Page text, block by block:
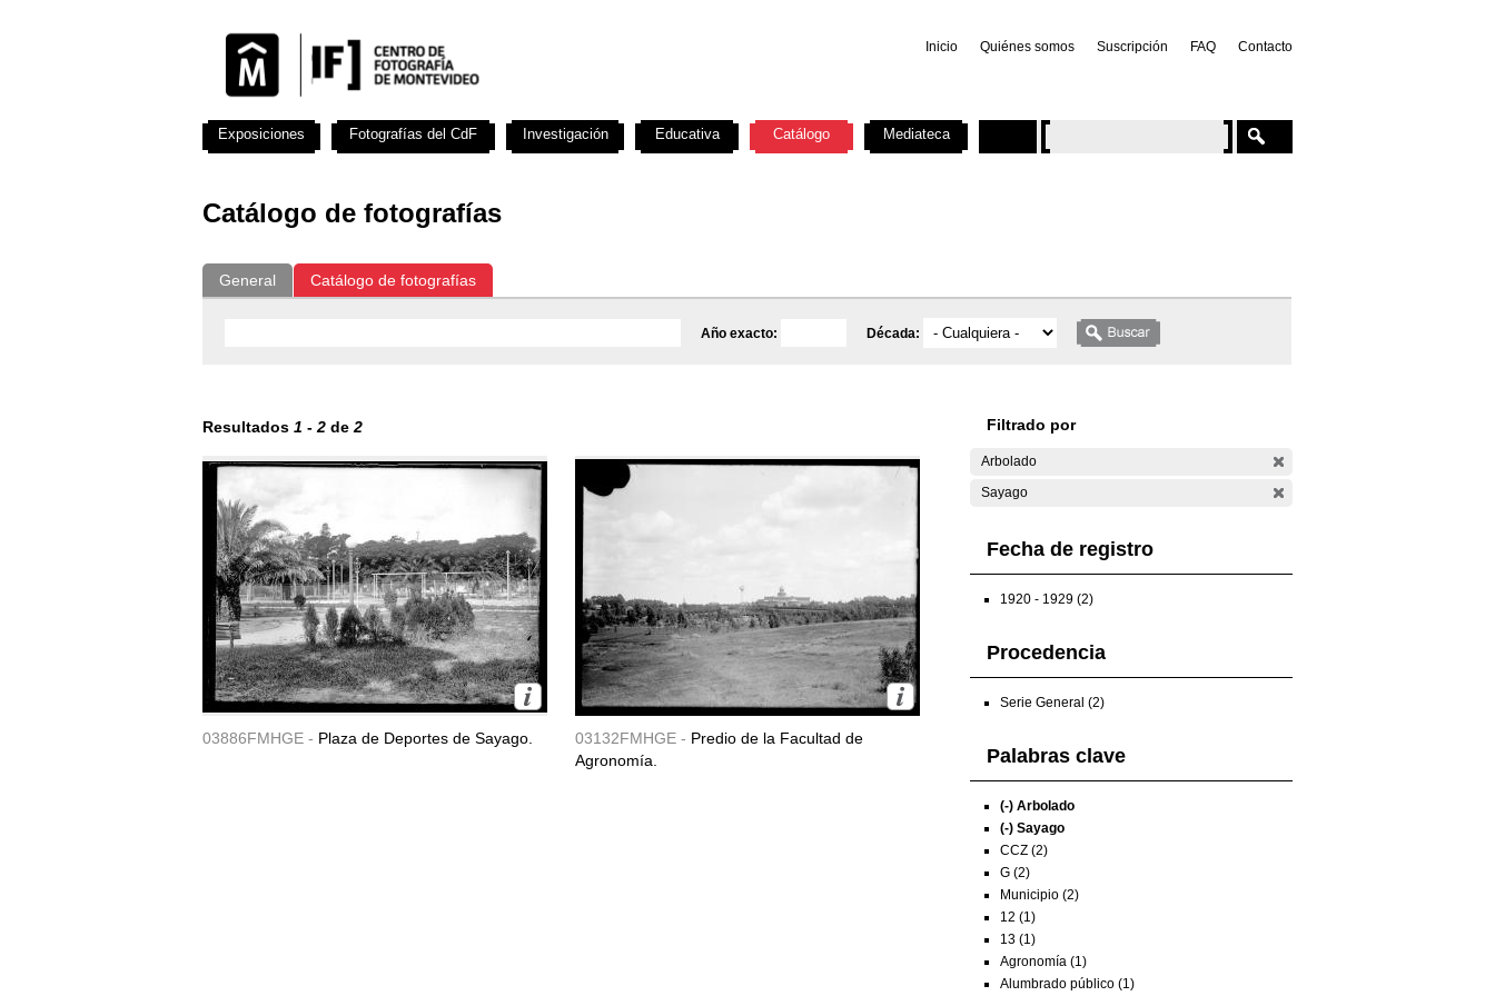
Inicio Quiénes somos Suscripción FAQ Contacto
Catálogo de fotografías
General Catálogo de fotografías
Año exacto: Década:
Resultados 1 - 2 de 2
03886FMHGE - Plaza de Deportes de Sayago. 03132FMHGE - Predio de la Facultad de
Agronomía.
Filtrado por
Arbolado
Sayago
Fecha de registro
1920 - 1929 (2)
Procedencia
Serie General (2)
Palabras clave
(-) Arbolado
(-) Sayago
CCZ (2)
G (2)
Municipio (2)
12 (1)
13 (1)
Agronomía (1)
Alumbrado público (1)
Exposiciones Fotografías del CdF Investigación Educativa Catálogo Mediateca